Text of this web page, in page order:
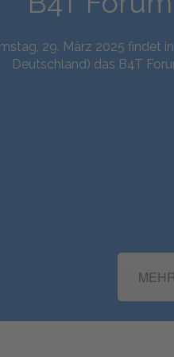
29. März 2025 findet
Deutschland) das B4T